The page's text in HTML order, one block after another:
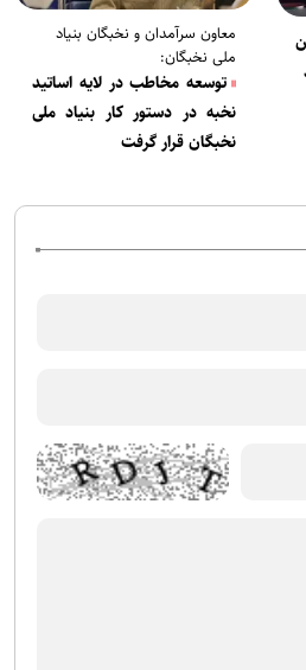
معاون سرآمدان و نخبگان بنیاد
ملی نخبگان:
توسعه مخاطب در لایه اساتید
نخبه در دستور کار بنیاد ملی
نخبگان قرار گرفت